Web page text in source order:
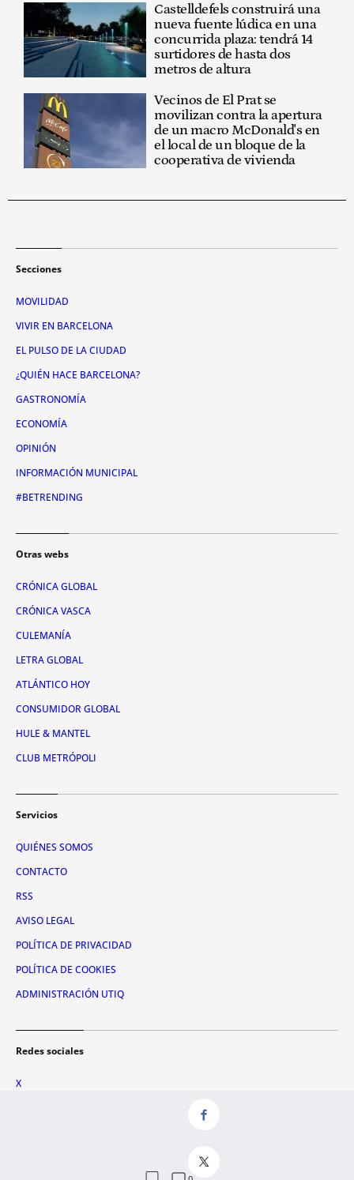
Castelldefels construirá una
nueva fuente lúdica en una
concurrida plaza: tendrá 14
surtidores de hasta dos
metros de altura
Vecinos de El Prat se
movilizan contra la apertura
de un macro McDonald's en
el local de un bloque de la
cooperativa de vivienda
Secciones
MOVILIDAD
VIVIR EN BARCELONA
EL PULSO DE LA CIUDAD
¿QUIÉN HACE BARCELONA?
GASTRONOMÍA
ECONOMÍA
OPINIÓN
INFORMACIÓN MUNICIPAL
#BETRENDING
Otras webs
CRÓNICA GLOBAL
CRÓNICA VASCA
CULEMANÍA
LETRA GLOBAL
ATLÁNTICO HOY
CONSUMIDOR GLOBAL
HULE & MANTEL
CLUB METRÓPOLI
Servicios
QUIÉNES SOMOS
CONTACTO
RSS
AVISO LEGAL
POLÍTICA DE PRIVACIDAD
POLÍTICA DE COOKIES
ADMINISTRACIÓN UTIQ
Redes sociales
X